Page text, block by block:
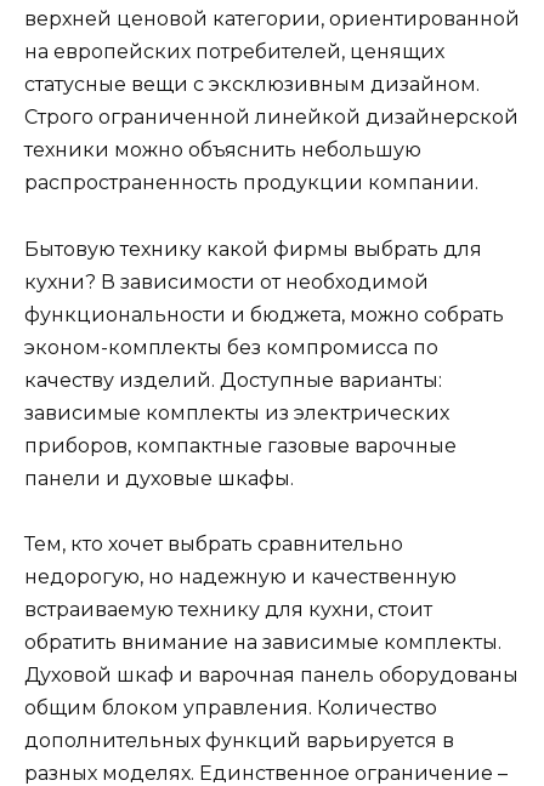
верхней ценовой категории, ориентированной
на европейских потребителей, ценящих
статусные вещи с эксклюзивным дизайном.
Строго ограниченной линейкой дизайнерской
техники можно объяснить небольшую
распространенность продукции компании.
Бытовую технику какой фирмы выбрать для
кухни? В зависимости от необходимой
функциональности и бюджета, можно собрать
эконом-комплекты без компромисса по
качеству изделий. Доступные варианты:
зависимые комплекты из электрических
приборов, компактные газовые варочные
панели и духовые шкафы.
Тем, кто хочет выбрать сравнительно
недорогую, но надежную и качественную
встраиваемую технику для кухни, стоит
обратить внимание на зависимые комплекты.
Духовой шкаф и варочная панель оборудованы
общим блоком управления. Количество
дополнительных функций варьируется в
разных моделях. Единственное ограничение –